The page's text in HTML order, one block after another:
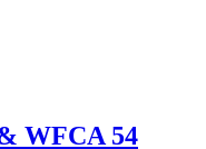
WFCA 54